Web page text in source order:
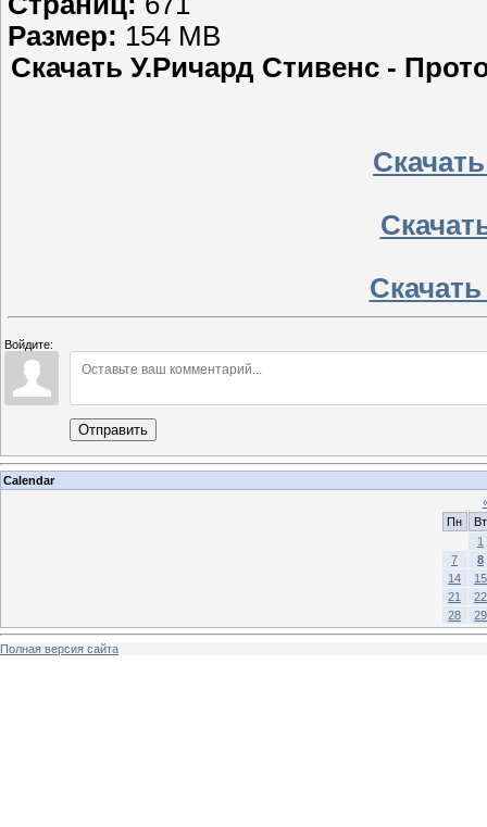
Размер: 154 MB
Скачать У.Ричард Стивенс -
Войдите:
Отправить
Calendar
Пн
Вт
1
7
8
14
15
21
22
28
29
Полная версия сайта